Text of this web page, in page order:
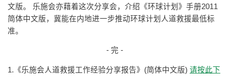
文版。 乐施会亦藉着这次分享会，介绍《环球计划》手册2011
简体中文版，冀能在内地进一步推动环球计划人道救援最低标
准。
- 完 -
1.《乐施会人道救援工作经验分享报告》(简体中文版) 请按此下